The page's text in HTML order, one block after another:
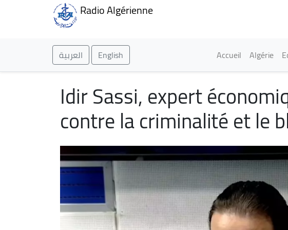
Radio Algérienne
العربية English Main
Accueil Algérie
Idir Sassi, expert
contre la criminalité et le